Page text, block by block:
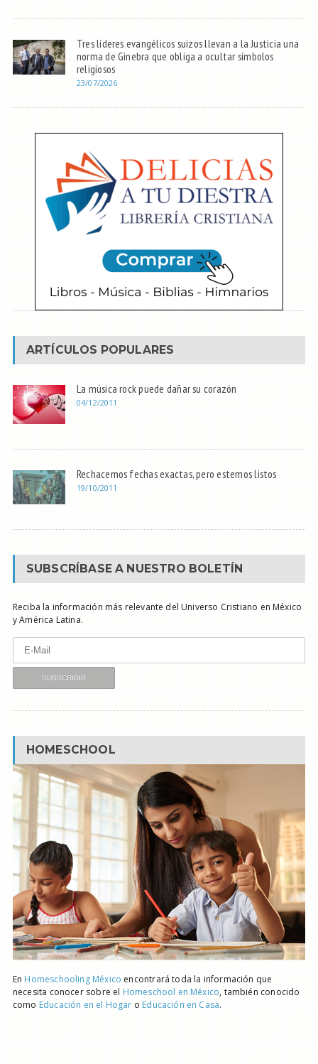
Tres líderes evangélicos suizos llevan a la Justicia una
norma de Ginebra que obliga a ocultar símbolos
religiosos
23/07/2026
ARTÍCULOS POPULARES
La música rock puede dañar su corazón
04/12/2011
Rechacemos fechas exactas, pero estemos listos
19/10/2011
SUBSCRÍBASE A NUESTRO BOLETÍN
Reciba la información más relevante del Universo Cristiano en México
y América Latina.
HOMESCHOOL
En Homeschooling México encontrará toda la información que
necesita conocer sobre el Homeschool en México, también conocido
como Educación en el Hogar o Educación en Casa.